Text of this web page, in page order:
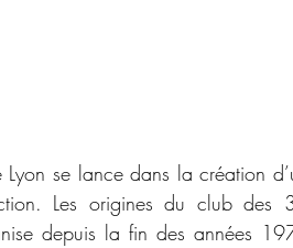
se lance dans la création
Les origines du club des
depuis la fin des années